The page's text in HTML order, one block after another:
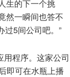
生的下一个挑
然一瞬间也答不
过5间公司吧。”
程序。这家公司
即可在水瓶上播